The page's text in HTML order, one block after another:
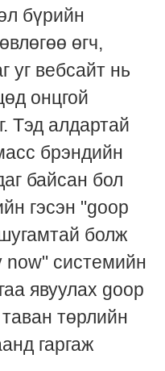
бүрийн
өгч,
уг вебсайт нь
онцгой
Тэд алдартай
брэндийн
байсан бол
гэсэн "goop
болж
now" системийн
явуулах goop
төрлийн
гаргаж